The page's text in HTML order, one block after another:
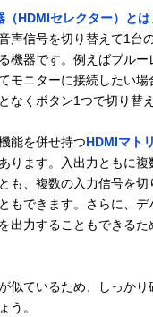
（HDMIセレクター）とは
声信号を切り替えて1台
機器です。例えばブルー
モニターに接続したい
なくボタン1つで切り替
能を併せ持つHDMIマト
ります。入出力ともに複
も、複数の入力信号を切
もできます。さらに、
出力することもできるた
似ているため、しっかり
う。